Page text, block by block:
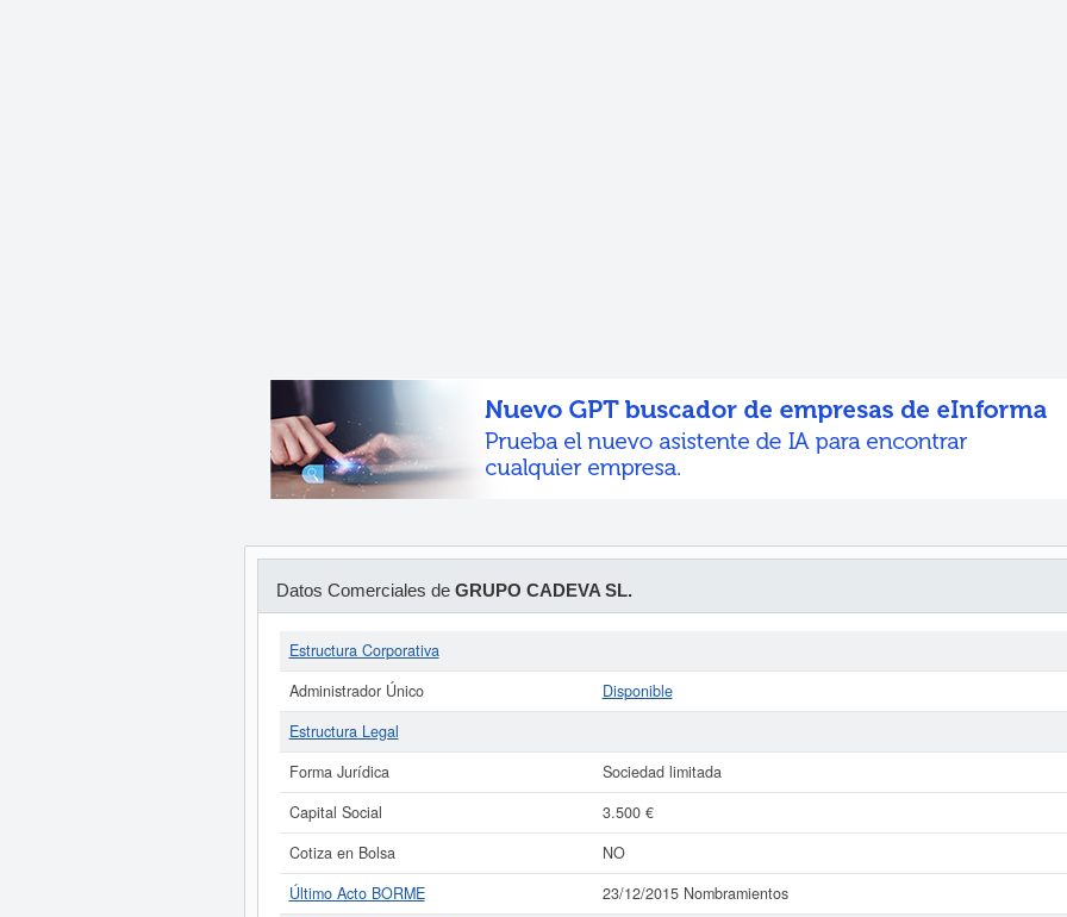
Datos Comerciales de GRUPO CADEVA SL.
Estructura Corporativa
Administrador Único
Disponible
Estructura Legal
Forma Jurídica
Sociedad limitada
Capital Social
3.500 €
Cotiza en Bolsa
NO
Último Acto BORME
23/12/2015 Nombramientos